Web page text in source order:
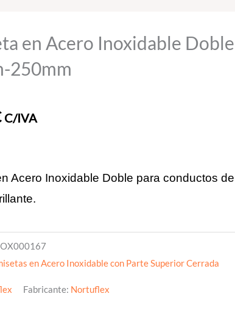
en Acero Inoxidable Doble
250mm
C/IVA
Acero Inoxidable Doble para conductos
en Acero Inoxidable con Parte Superior Cerrada
Fabricante: Nortuflex